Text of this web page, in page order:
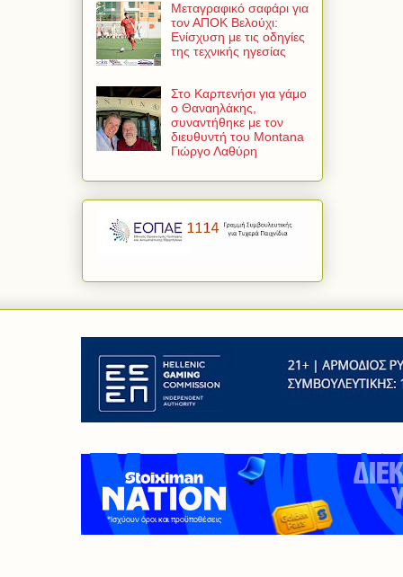
Μεταγραφικό σαφάρι για
τον ΑΠΟΚ Βελούχι:
Ενίσχυση με τις οδηγίες
της τεχνικής ηγεσίας
Στο Καρπενήσι για γάμο
ο Θαναηλάκης,
συναντήθηκε με τον
διευθυντή του Montana
Γιώργο Λαθύρη